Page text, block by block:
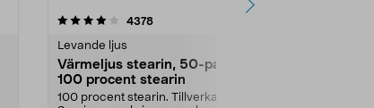
4378recensioner
Levande ljus
Värmeljus stearin, 50-pack,
100 procent stearin
100 procent stearin. Tillverkade i
4.5av 5 stjärnor